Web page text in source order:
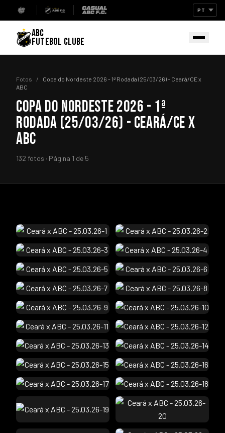
ABC
FUTEBOL CLUBE
Fotos /
Copa do Nordeste 2026 - 1ª Rodada (25/03/26) - Ceará/CE x
ABC
COPA DO NORDESTE 2026 - 1ª
RODADA (25/03/26) - CEARÁ/CE X
ABC
132 fotos · Página 1 de 5